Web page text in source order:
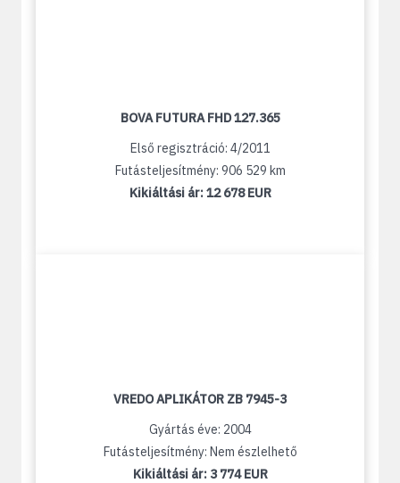
BOVA FUTURA FHD 127.365
Első regisztráció: 4/2011
Futásteljesítmény: 906 529 km
Kikiáltási ár:12 678 EUR
VREDO APLIKÁTOR ZB 7945-3
Gyártás éve: 2004
Futásteljesítmény: Nem észlelhető
Kikiáltási ár: 3 774 EUR